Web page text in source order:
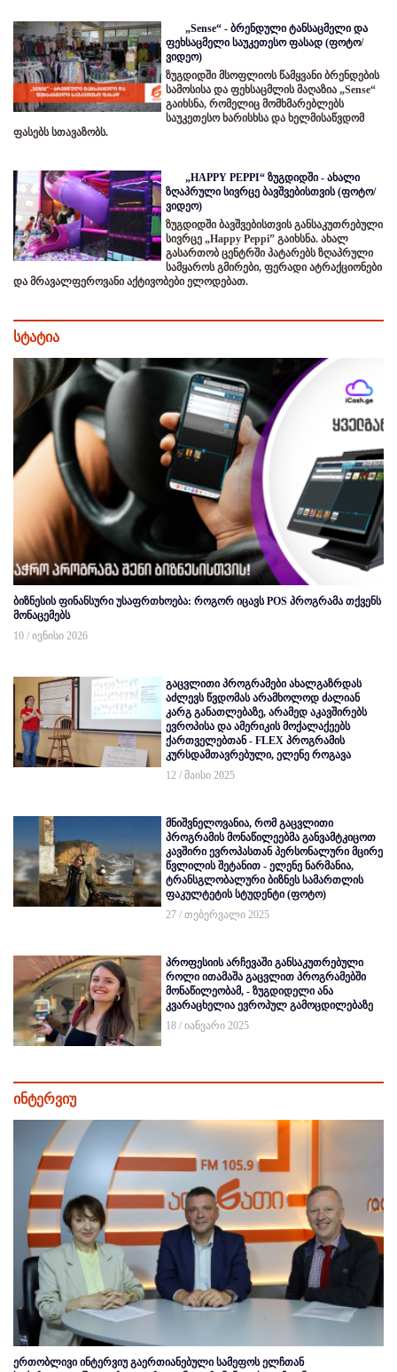
„Sense“ - ბრენდული ტანსაცმელი და
ფეხსაცმელი საუკეთესო ფასად (ფოტო/
ვიდეო)
ზუგდიდში მსოფლიოს წამყვანი ბრენდების
სამოსისა და ფეხსაცმლის მაღაზია „Sense“
გაიხსნა, რომელიც მომხმარებლებს
საუკეთესო ხარისხსა და ხელმისაწვდომ
ფასებს სთავაზობს.
„HAPPY PEPPI“ ზუგდიდში - ახალი
ზღაპრული სივრცე ბავშვებისთვის (ფოტო/
ვიდეო)
ზუგდიდში ბავშვებისთვის განსაკუთრებული
სივრცე „Happy Peppi” გაიხსნა. ახალ
გასართობ ცენტრში პატარებს ზღაპრული
სამყაროს გმირები, ფერადი ატრაქციონები
და მრავალფეროვანი აქტივობები ელოდებათ.
სტატია
ბიზნესის ფინანსური უსაფრთხოება: როგორ იცავს POS პროგრამა თქვენს
მონაცემებს
10 / ივნისი 2026
გაცვლითი პროგრამები ახალგაზრდას
აძლევს წვდომას არამხოლოდ ძალიან
კარგ განათლებაზე, არამედ აკავშირებს
ევროპისა და ამერიკის მოქალაქეებს
ქართველებთან - FLEX პროგრამის
კურსდამთავრებული, ელენე როგავა
12 / მაისი 2025
მნიშვნელოვანია, რომ გაცვლითი
პროგრამის მონაწილეებმა განვამტკიცოთ
კავშირი ევროპასთან პერსონალური მცირე
წვლილის შეტანით - ელენე ნარმანია,
ტრანსგლობალური ბიზნეს სამართლის
ფაკულტეტის სტუდენტი (ფოტო)
27 / თებერვალი 2025
პროფესიის არჩევაში განსაკუთრებული
როლი ითამაშა გაცვლით პროგრამებში
მონაწილეობამ, - ზუგდიდელი ანა
კვარაცხელია ევროპულ გამოცდილებაზე
18 / იანვარი 2025
ინტერვიუ
ერთობლივი ინტერვიუ გაერთიანებული სამეფოს ელჩთან